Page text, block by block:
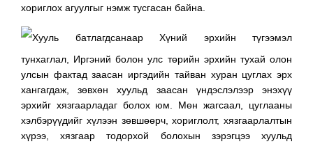
хориглох агуулгыг нэмж тусгасан байна.
Хууль батлагдсанаар Хүний эрхийн түгээмэл
тунхаглал, Иргэний болон улс төрийн эрхийн тухай олон
улсын фактад заасан иргэдийн тайван хуран цуглах эрх
хангагдаж, зөвхөн хуульд заасан үндэслэлээр энэхүү
эрхийг хязгаарладаг болох юм. Мөн жагсаал, цуглааны
хэлбэрүүдийг хүлээн зөвшөөрч, хориглолт, хязгаарлалтын
хүрээ, хязгаар тодорхой болохын зэрэгцээ хуульд